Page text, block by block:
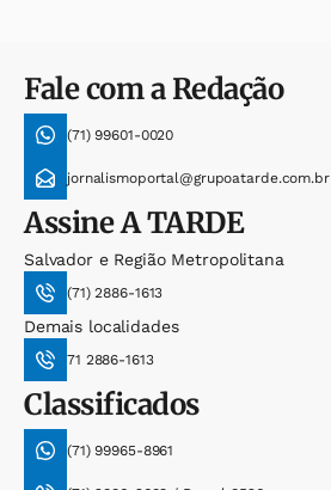
Fale com a Redação
(71) 99601-0020
jornalismoportal@grupoatarde.com.br
AssineA TARDE
Salvador e Região Metropolitana
(71) 2886-1613
Demais localidades
71 2886-1613
Classificados
(71) 99965-8961